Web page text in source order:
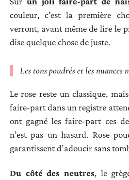
couleur, c’est la première
verront, avant même de lire le
dise quelque chose de juste.
Les tons poudrés et les
Le rose reste un classique,
faire-part dans un registre
ont gagné les faire-part ces
n’est pas un hasard. Rose
garantissent d’adoucir sans
Du côté des neutres, le